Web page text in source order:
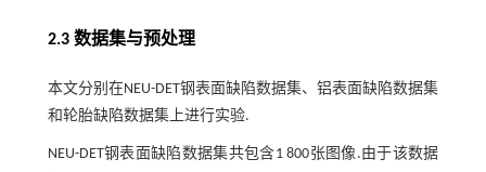
2.3 数据集与预处理
本文分别在NEU-DET钢表面缺陷数据集、铝表面缺陷数据集
和轮胎缺陷数据集上进行实验.
NEU-DET钢表面缺陷数据集共包含1 800张图像.由于该数据